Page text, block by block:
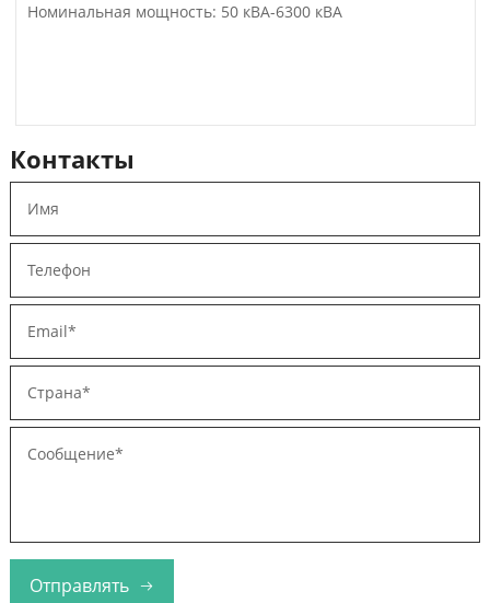
Номинальная мощность: 50 кВА-6300 кВА
Контакты
Отправлять